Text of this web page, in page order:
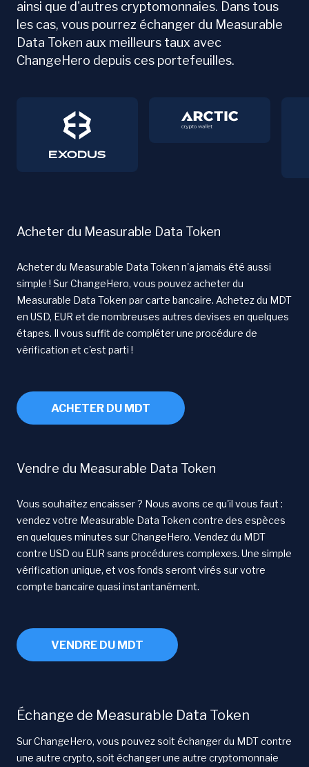
ainsi que d'autres cryptomonnaies. Dans tous
les cas, vous pourrez échanger du Measurable
Data Token aux meilleurs taux avec
ChangeHero depuis ces portefeuilles.
Acheter du Measurable Data Token
Acheter du Measurable Data Token n'a jamais été aussi
simple ! Sur ChangeHero, vous pouvez acheter du
Measurable Data Token par carte bancaire. Achetez du MDT
en USD, EUR et de nombreuses autres devises en quelques
étapes. Il vous suffit de compléter une procédure de
vérification et c'est parti !
ACHETER DU MDT
Vendre du Measurable Data Token
Vous souhaitez encaisser ? Nous avons ce qu'il vous faut :
vendez votre Measurable Data Token contre des espèces
en quelques minutes sur ChangeHero. Vendez du MDT
contre USD ou EUR sans procédures complexes. Une simple
vérification unique, et vos fonds seront virés sur votre
compte bancaire quasi instantanément.
VENDRE DU MDT
Échange de Measurable Data Token
Sur ChangeHero, vous pouvez soit échanger du MDT contre
une autre crypto, soit échanger une autre cryptomonnaie